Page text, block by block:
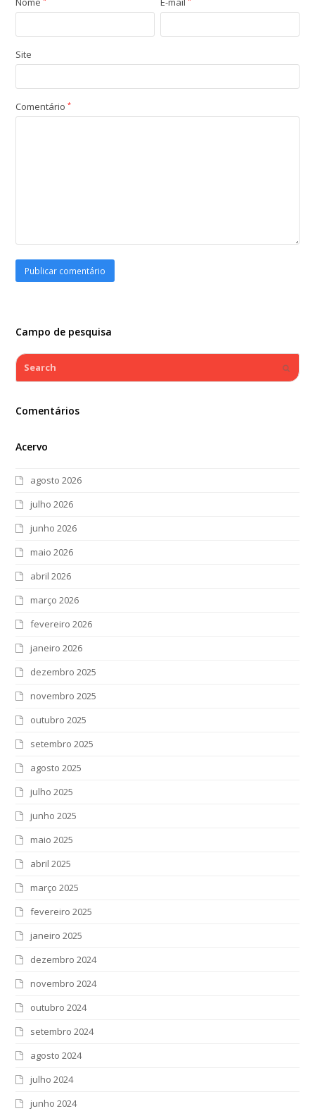
Site
Comentário*
Campo de pesquisa
Search
Comentários
Acervo
agosto 2026
julho 2026
junho 2026
maio 2026
abril 2026
março 2026
fevereiro 2026
janeiro 2026
dezembro 2025
novembro 2025
outubro 2025
setembro 2025
agosto 2025
julho 2025
junho 2025
maio 2025
abril 2025
março 2025
fevereiro 2025
janeiro 2025
dezembro 2024
novembro 2024
outubro 2024
setembro 2024
agosto 2024
julho 2024
junho 2024